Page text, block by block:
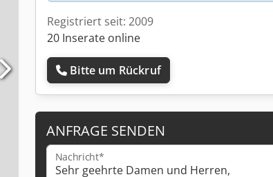
Registriert seit: 2009
20 Inserate online
Bitte um Rückruf
ANFRAGE SENDEN
Nachricht*